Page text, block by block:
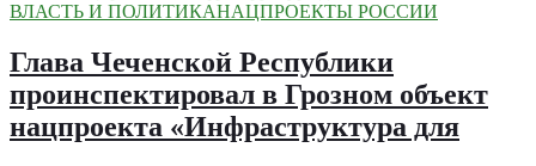
ВЛАСТЬ И ПОЛИТИКАНАЦПРОЕКТЫ РОССИИ
Глава Чеченской Республики
проинспектировал в Грозном объект
нацпроекта «Инфраструктура для